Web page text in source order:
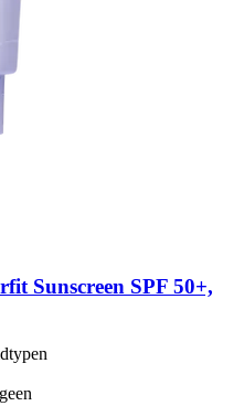
Sunscreen SPF 50+,